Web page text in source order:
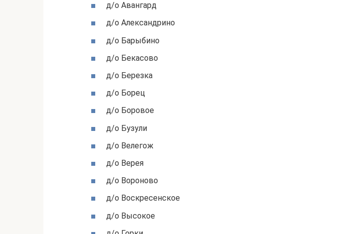
д/о Авангард
д/о Александрино
д/о Барыбино
д/о Бекасово
д/о Березка
д/о Борец
д/о Боровое
д/о Бузули
д/о Велегож
д/о Верея
д/о Вороново
д/о Воскресенское
д/о Высокое